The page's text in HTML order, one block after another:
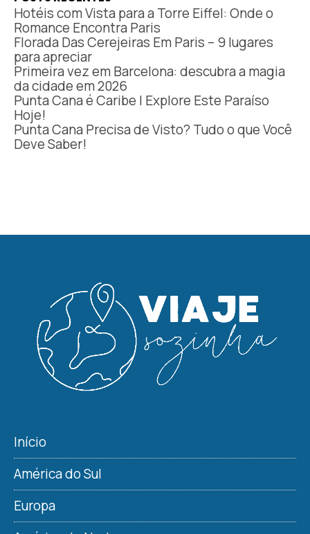
Hotéis com Vista para a Torre Eiffel: Onde o
Romance Encontra Paris
Florada Das Cerejeiras Em Paris – 9 lugares
para apreciar
Primeira vez em Barcelona: descubra a magia
da cidade em 2026
Punta Cana é Caribe | Explore Este Paraíso
Hoje!
Punta Cana Precisa de Visto? Tudo o que Você
Deve Saber!
Início
América do Sul
Europa